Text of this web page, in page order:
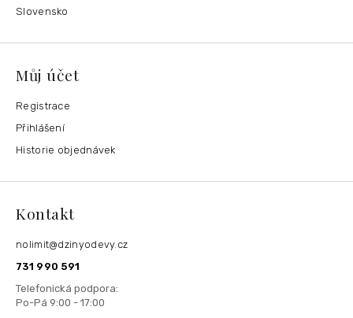
Slovensko
Můj účet
Registrace
Přihlášení
Historie objednávek
Kontakt
nolimit@dzinyodevy.cz
731 990 591